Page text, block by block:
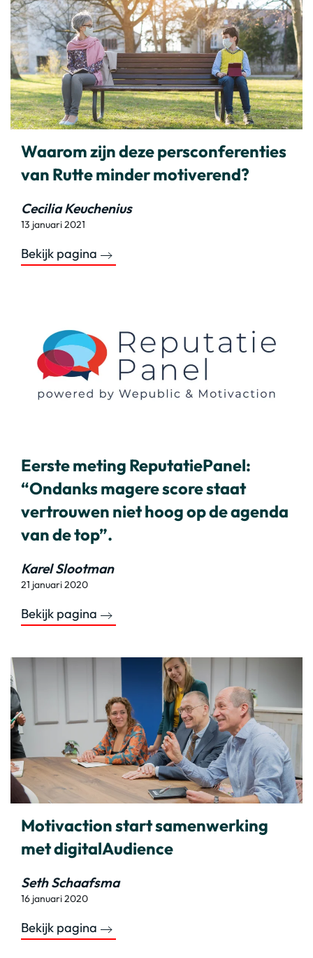
Waarom zijn deze persconferenties
van Rutte minder motiverend?
Cecilia Keuchenius
13 januari 2021
Bekijk pagina
Eerste meting ReputatiePanel:
“Ondanks magere score staat
vertrouwen niet hoog op de agenda
van de top”.
Karel Slootman
21 januari 2020
Bekijk pagina
Motivaction start samenwerking
met digitalAudience
Seth Schaafsma
16 januari 2020
Bekijk pagina